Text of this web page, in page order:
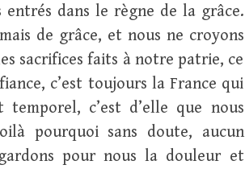
dans le règne de la grâce.
de grâce, et nous ne croyons
sacrifices faits à notre patrie, ce
c’est toujours la France qui
c’est d’elle que nous
pourquoi sans doute, aucun
pour nous la douleur et